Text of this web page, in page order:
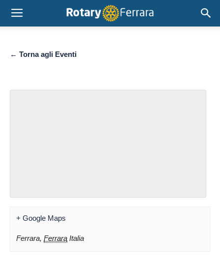
← Torna agli Eventi
+ Google Maps
Ferrara, Ferrara Italia